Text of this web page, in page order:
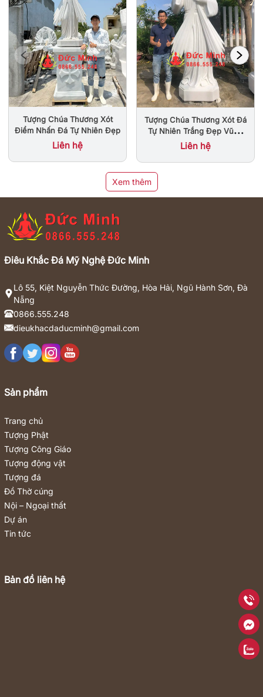
Tượng Chúa Thương Xót
Điểm Nhấn Đá Tự Nhiên Đẹp
Liên hệ
Tượng Chúa Thương Xót Đá
Tự Nhiên Trắng Đẹp Vũng
Tàu
Liên hệ
Xem thêm
Điêu Khắc Đá Mỹ Nghệ Đức Minh
Lô 55, Kiệt Nguyễn Thức Đường, Hòa Hải, Ngũ Hành Sơn, Đà
Nẵng
0866.555.248
dieukhacdaducminh@gmail.com
Sản phẩm
Trang chủ
Tượng Phật
Tượng Công Giáo
Tượng động vật
Tượng đá
Đồ Thờ cúng
Nội – Ngoại thất
Dự án
Tin tức
Bản đồ liên hệ